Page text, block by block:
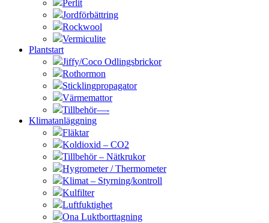
Perlit
Jordförbättring
Rockwool
Vermiculite
Plantstart
Jiffy/Coco Odlingsbrickor
Rothormon
Sticklingpropagator
Värmemattor
Tillbehör—-
Klimatanläggning
Fläktar
Koldioxid – CO2
Tillbehör – Nätkrukor
Hygrometer / Thermometer
Klimat – Styrning/kontroll
Kulfilter
Luftfuktighet
Ona Luktborttagning